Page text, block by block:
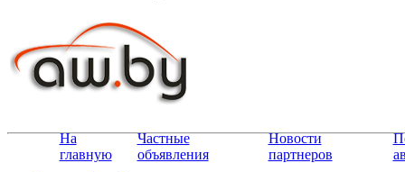
На
главную
Частные
объявления
Новости
партнеров